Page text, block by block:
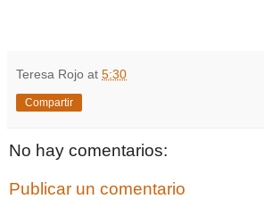
Teresa Rojo at 5:30
Compartir
No hay comentarios:
Publicar un comentario